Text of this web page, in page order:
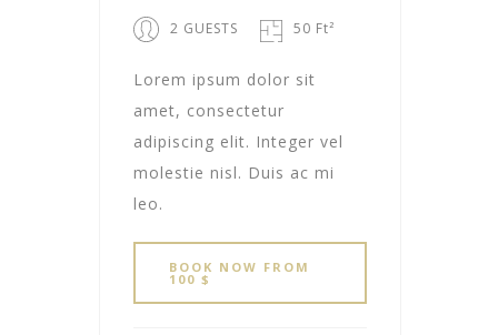
2 GUESTS 50 Ft²
Lorem ipsum dolor sit
amet, consectetur
adipiscing elit. Integer vel
molestie nisl. Duis ac mi
leo.
BOOK NOW FROM
100 $